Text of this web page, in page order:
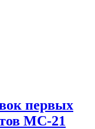
первых
МС-21